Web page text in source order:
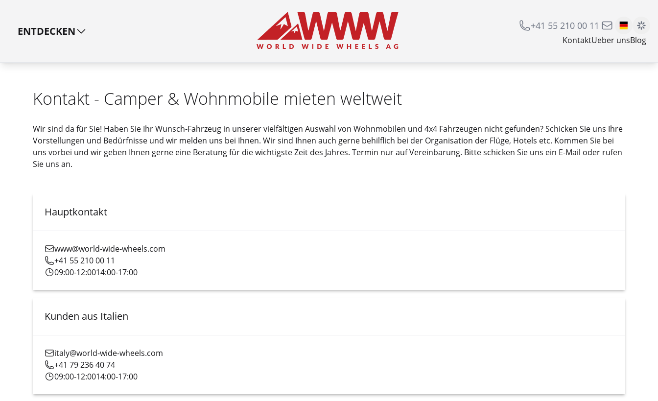
ENTDECKEN +41 55 210 00 11
KontaktUeber unsBlog
Kontakt - Camper & Wohnmobile mieten weltweit
Wir sind da für Sie! Haben Sie Ihr Wunsch-Fahrzeug in unserer vielfältigen Auswahl von Wohnmobilen und 4x4 Fahrzeugen nicht gefunden? Schicken Sie uns Ihre
Vorstellungen und Bedürfnisse und wir melden uns bei Ihnen. Wir sind Ihnen auch gerne behilflich bei der Organisation der Flüge, Hotels etc. Kommen Sie bei
uns vorbei und wir geben Ihnen gerne eine Beratung für die wichtigste Zeit des Jahres. Termin nur auf Vereinbarung. Bitte schicken Sie uns ein E-Mail oder rufen
Sie uns an.
Hauptkontakt
www@world-wide-wheels.com
+41 55 210 00 11
09:00-12:0014:00-17:00
Kunden aus Italien
italy@world-wide-wheels.com
+41 79 236 40 74
09:00-12:0014:00-17:00